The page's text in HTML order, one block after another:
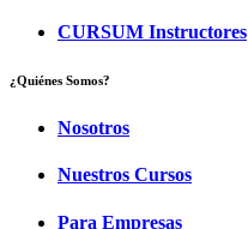
CURSUM Instructores
¿Quiénes Somos?
Nosotros
Nuestros Cursos
Para Empresas